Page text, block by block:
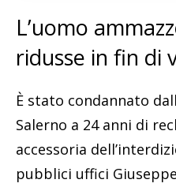
L’uomo
ridusse in fin di
È stato condannato
Salerno a 24 anni di
accessoria
pubblici uffici